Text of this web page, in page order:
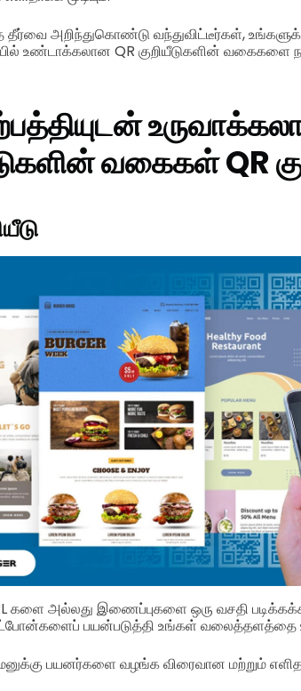
அறிந்துகொண்டு வந்துவிட்டீர்கள்,
உண்டாக்கலான QR குறியீடுகளின் வகைகளை
வகைகள்QR
களை அல்லது இணைப்புகளை ஒரு வசதி
பயன்படுத்தி உங்கள் வலைத்தளத்தை
பயனர்களை வழங்க விரைவான மற்றும்